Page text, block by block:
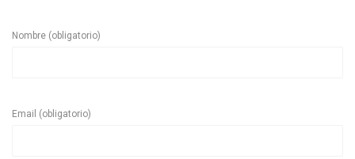
Nombre (obligatorio)
Email (obligatorio)